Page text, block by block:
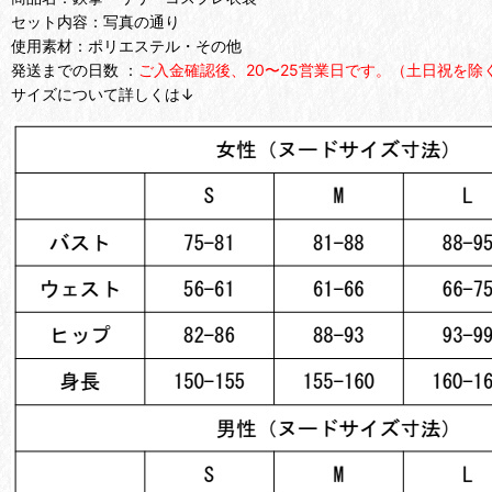
セット内容：写真の通り
使用素材：ポリエステル・その他
発送までの日数 ： ご入金確認後、20〜25営業日です。（土日祝を除
サイズについて詳しくは↓